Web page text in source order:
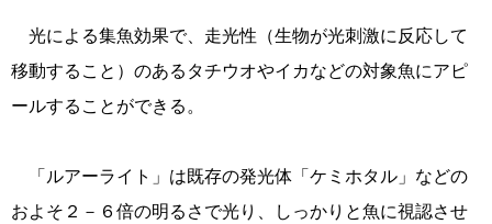
光による集魚効果で、走光性（生物が光刺激に反応して
移動すること）のあるタチウオやイカなどの対象魚にアピ
ールすることができる。
「ルアーライト」は既存の発光体「ケミホタル」などの
およそ２－６倍の明るさで光り、しっかりと魚に視認させ